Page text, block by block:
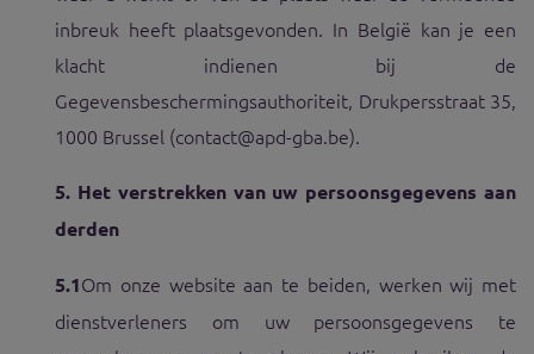
inbreuk heeft plaatsgevonden. In België kan je een
klacht indienen bij de
Gegevensbeschermingsauthoriteit, Drukpersstraat 35,
1000 Brussel (contact@apd-gba.be).
5. Het verstrekken van uw persoonsgegevens aan
derden
5.1Om onze website aan te beiden, werken wij met
dienstverleners om uw persoonsgegevens te